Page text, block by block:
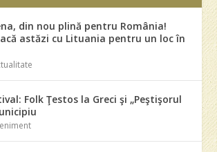
din nou plină pentru România!
astăzi cu Lituania pentru un loc în
Folk Ţestos la Greci şi „Peştişorul